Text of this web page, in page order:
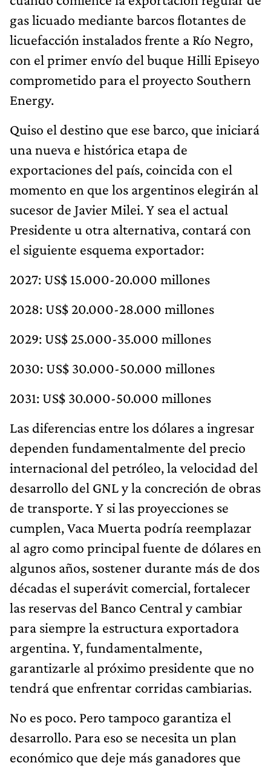
gas licuado mediante barcos flotantes de
licuefacción instalados frente a Río Negro,
con el primer envío del buque Hilli Episeyo
comprometido para el proyecto Southern
Energy.
Quiso el destino que ese barco, que iniciará
una nueva e histórica etapa de
exportaciones del país, coincida con el
momento en que los argentinos elegirán al
sucesor de Javier Milei. Y sea el actual
Presidente u otra alternativa, contará con
el siguiente esquema exportador:
2027: US$ 15.000-20.000 millones
2028: US$ 20.000-28.000 millones
2029: US$ 25.000-35.000 millones
2030: US$ 30.000-50.000 millones
2031: US$ 30.000-50.000 millones
Las diferencias entre los dólares a ingresar
dependen fundamentalmente del precio
internacional del petróleo, la velocidad del
desarrollo del GNL y la concreción de obras
de transporte. Y si las proyecciones se
cumplen, Vaca Muerta podría reemplazar
al agro como principal fuente de dólares en
algunos años, sostener durante más de dos
décadas el superávit comercial, fortalecer
las reservas del Banco Central y cambiar
para siempre la estructura exportadora
argentina. Y, fundamentalmente,
garantizarle al próximo presidente que no
tendrá que enfrentar corridas cambiarias.
No es poco. Pero tampoco garantiza el
desarrollo. Para eso se necesita un plan
económico que deje más ganadores que